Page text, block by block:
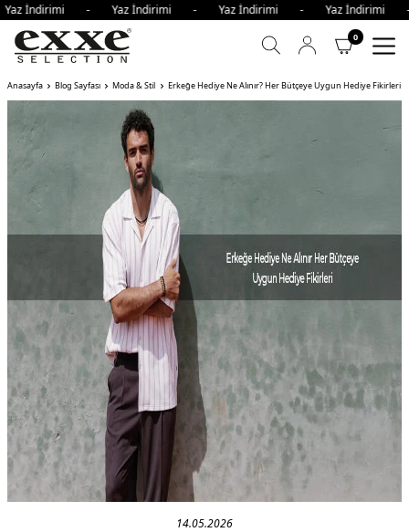
- Yaz İndirimi - Yaz İndirimi - Yaz İndirimi
0
Anasayfa Blog Sayfası Moda & Stil Erkeğe Hediye Ne Alınır? Her Bütçeye Uygun Hediye Fikirleri
14.05.2026